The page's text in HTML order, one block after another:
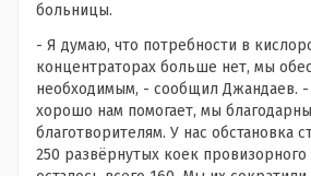
больницы.
- Я думаю, что потребности в
концентраторах больше нет, мы
необходимым, - сообщил Джандаев. -
хорошо нам помогает, мы
благотворителям. У нас обстановка
250 развёрнутых коек провизорного